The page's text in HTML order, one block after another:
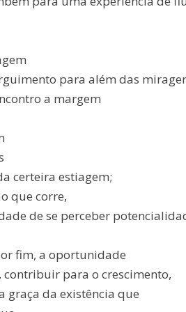
para além das
a margem
certeira estiagem;
que corre,
de se perceber
fim, a oportunidade
contribuir para o crescimento,
graça da existência que